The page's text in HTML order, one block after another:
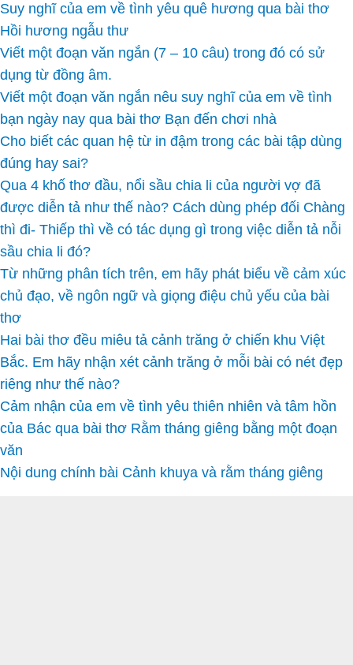
Suy nghĩ của em về tình yêu quê hương qua bài thơ
Hồi hương ngẫu thư
Viết một đoạn văn ngắn (7 – 10 câu) trong đó có sử
dụng từ đồng âm.
Viết một đoạn văn ngắn nêu suy nghĩ của em về tình
bạn ngày nay qua bài thơ Bạn đến chơi nhà
Cho biết các quan hệ từ in đậm trong các bài tập dùng
đúng hay sai?
Qua 4 khố thơ đầu, nổi sầu chia li của người vợ đã
được diễn tả như thế nào? Cách dùng phép đối Chàng
thì đi- Thiếp thì về có tác dụng gì trong việc diễn tả nỗi
sầu chia li đó?
Từ những phân tích trên, em hãy phát biểu về cảm xúc
chủ đạo, về ngôn ngữ và giọng điệu chủ yếu của bài
thơ
Hai bài thơ đều miêu tả cảnh trăng ở chiến khu Việt
Bắc. Em hãy nhận xét cảnh trăng ở mỗi bài có nét đẹp
riêng như thế nào?
Cảm nhận của em về tình yêu thiên nhiên và tâm hồn
của Bác qua bài thơ Rằm tháng giêng bằng một đoạn
văn
Nội dung chính bài Cảnh khuya và rằm tháng giêng